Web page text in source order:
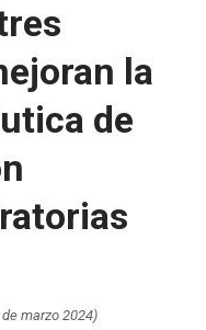
la
de
marzo 2024)